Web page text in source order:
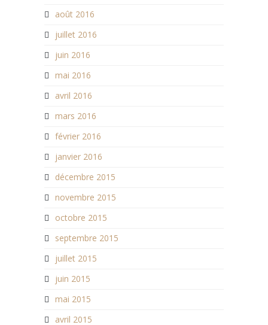
août 2016
juillet 2016
juin 2016
mai 2016
avril 2016
mars 2016
février 2016
janvier 2016
décembre 2015
novembre 2015
octobre 2015
septembre 2015
juillet 2015
juin 2015
mai 2015
avril 2015